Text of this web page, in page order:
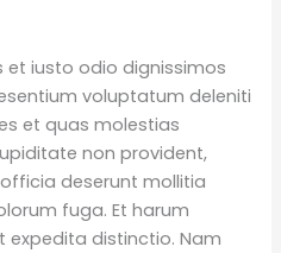
iusto odio dignissimos
voluptatum deleniti
et quas molestias
non provident,
deserunt mollitia
fuga. Et harum
expedita distinctio. Nam